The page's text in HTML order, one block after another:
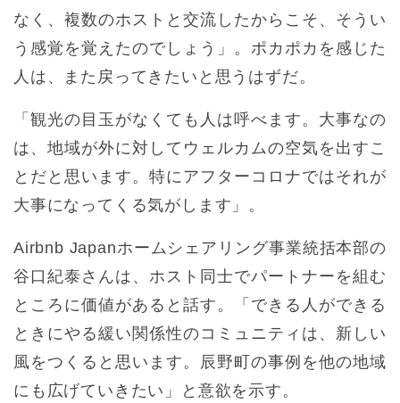
なく、複数のホストと交流したからこそ、そうい
う感覚を覚えたのでしょう」。ポカポカを感じた
人は、また戻ってきたいと思うはずだ。
「観光の目玉がなくても人は呼べます。大事なの
は、地域が外に対してウェルカムの空気を出すこ
とだと思います。特にアフターコロナではそれが
大事になってくる気がします」。
Airbnb Japanホームシェアリング事業統括本部の
谷口紀泰さんは、ホスト同士でパートナーを組む
ところに価値があると話す。「できる人ができる
ときにやる緩い関係性のコミュニティは、新しい
風をつくると思います。辰野町の事例を他の地域
にも広げていきたい」と意欲を示す。